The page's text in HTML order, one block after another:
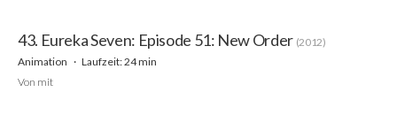
43. Eureka Seven: Episode 51: New Order (2012)
Animation
Laufzeit: 24 min
Von mit